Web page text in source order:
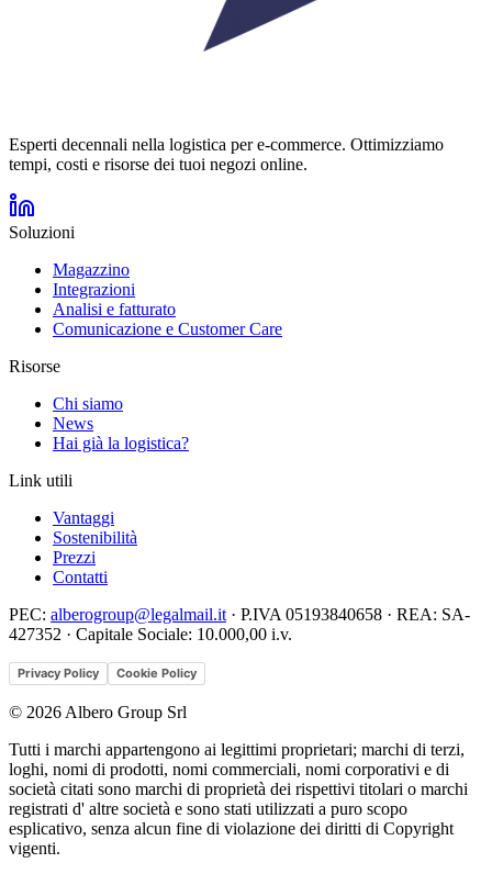
Esperti decennali nella logistica per e-commerce. Ottimizziamo
tempi, costi e risorse dei tuoi negozi online.
Soluzioni
Magazzino
Integrazioni
Analisi e fatturato
Comunicazione e Customer Care
Risorse
Chi siamo
News
Hai già la logistica?
Link utili
Vantaggi
Sostenibilità
Prezzi
Contatti
PEC: alberogroup@legalmail.it · P.IVA 05193840658 · REA: SA-
427352 · Capitale Sociale: 10.000,00 i.v.
Privacy Policy Cookie Policy
© 2026 Albero Group Srl
Tutti i marchi appartengono ai legittimi proprietari; marchi di terzi,
loghi, nomi di prodotti, nomi commerciali, nomi corporativi e di
società citati sono marchi di proprietà dei rispettivi titolari o marchi
registrati d' altre società e sono stati utilizzati a puro scopo
esplicativo, senza alcun fine di violazione dei diritti di Copyright
vigenti.